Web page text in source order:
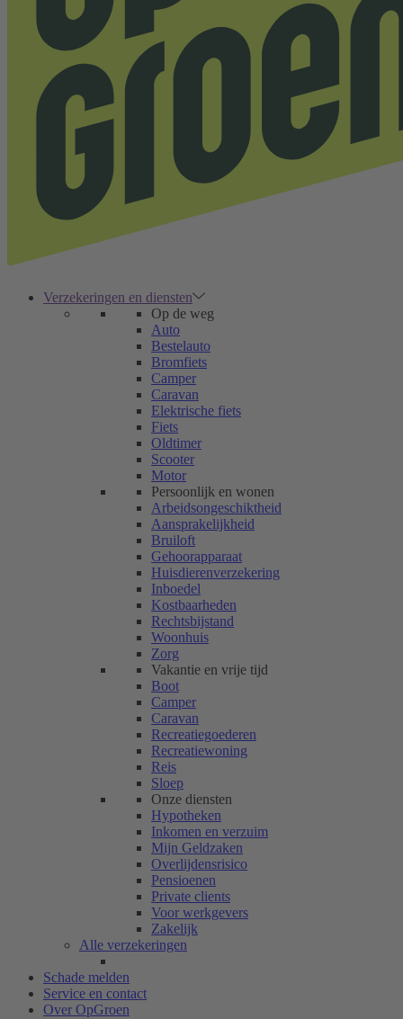
Verzekeringen en diensten
Op de weg
Auto
Bestelauto
Bromfiets
Camper
Caravan
Elektrische fiets
Fiets
Oldtimer
Scooter
Motor
Persoonlijk en wonen
Arbeidsongeschiktheid
Aansprakelijkheid
Bruiloft
Gehoorapparaat
Huisdierenverzekering
Inboedel
Kostbaarheden
Rechtsbijstand
Woonhuis
Zorg
Vakantie en vrije tijd
Boot
Camper
Caravan
Recreatiegoederen
Recreatiewoning
Reis
Sloep
Onze diensten
Hypotheken
Inkomen en verzuim
Mijn Geldzaken
Overlijdensrisico
Pensioenen
Private clients
Voor werkgevers
Zakelijk
Alle verzekeringen
Schade melden
Service en contact
Over OpGroen